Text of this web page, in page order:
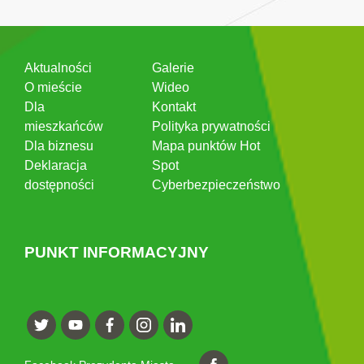
Aktualności
O mieście
Dla
mieszkańców
Dla biznesu
Deklaracja
dostępności
Galerie
Wideo
Kontakt
Polityka prywatności
Mapa punktów Hot
Spot
Cyberbezpieczeństwo
PUNKT INFORMACYJNY